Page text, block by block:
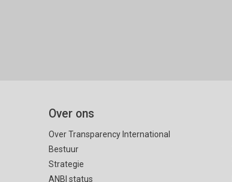
Over ons
Over Transparency International
Bestuur
Strategie
ANBI status